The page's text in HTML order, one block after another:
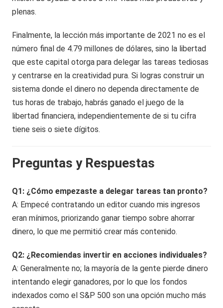
plenas.
Finalmente, la lección más importante de 2021 no es el
número final de 4.79 millones de dólares, sino la libertad
que este capital otorga para delegar las tareas tediosas
y centrarse en la creatividad pura. Si logras construir un
sistema donde el dinero no dependa directamente de
tus horas de trabajo, habrás ganado el juego de la
libertad financiera, independientemente de si tu cifra
tiene seis o siete dígitos.
Preguntas y Respuestas
Q1: ¿Cómo empezaste a delegar tareas tan pronto?
A: Empecé contratando un editor cuando mis ingresos
eran mínimos, priorizando ganar tiempo sobre ahorrar
dinero, lo que me permitió crear más contenido.
Q2: ¿Recomiendas invertir en acciones individuales?
A: Generalmente no; la mayoría de la gente pierde dinero
intentando elegir ganadores, por lo que los fondos
indexados como el S&P 500 son una opción mucho más